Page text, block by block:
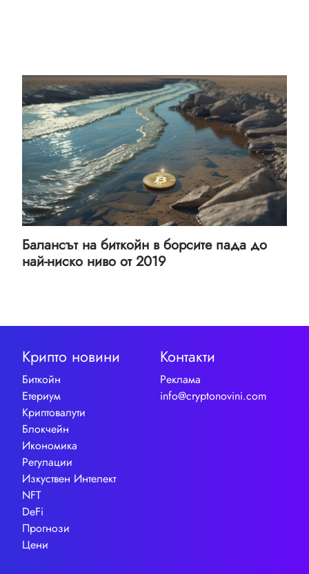
Балансът на биткойн в борсите пада до
най-ниско ниво от 2019
Крипто новини
Биткойн
Етериум
Криптовалути
Блокчейн
Икономика
Регулации
Изкуствен Интелект
NFT
DeFi
Прогнози
Цени
Контакти
Реклама
info@cryptonovini.com